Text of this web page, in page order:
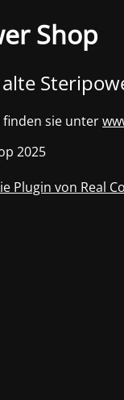
Shop
finden sie unter
2025
Plugin von Real